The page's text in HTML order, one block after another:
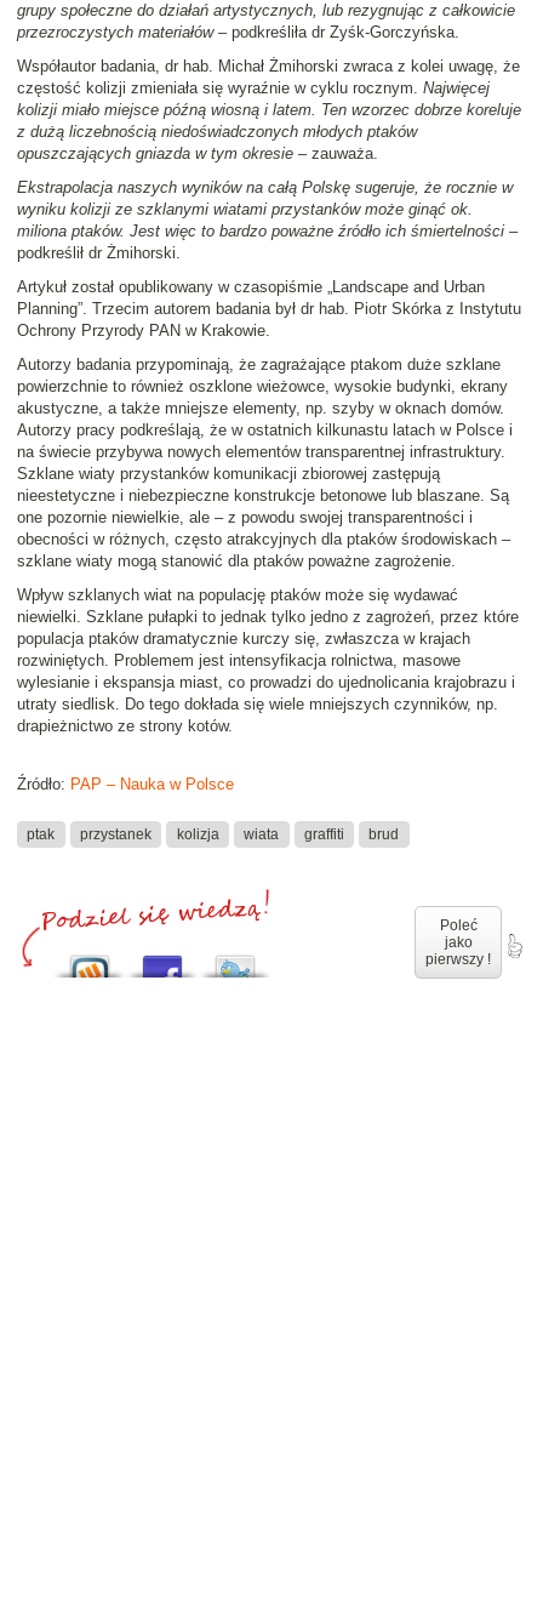
grupy społeczne do działań artystycznych, lub rezygnując z całkowicie
przezroczystych materiałów– podkreśliła dr Zyśk-Gorczyńska.
Współautor badania, dr hab. Michał Żmihorski zwraca z kolei uwagę, że
częstość kolizji zmieniała się wyraźnie w cyklu rocznym. Najwięcej
kolizji miało miejsce późną wiosną i latem. Ten wzorzec dobrze koreluje
z dużą liczebnością niedoświadczonych młodych ptaków
opuszczających gniazda w tym okresie – zauważa.
Ekstrapolacja naszych wyników na całą Polskę sugeruje, że rocznie w
wyniku kolizji ze szklanymi wiatami przystanków może ginąć ok.
miliona ptaków. Jest więc to bardzo poważne źródło ich śmiertelności –
podkreślił dr Żmihorski.
Artykuł został opublikowany w czasopiśmie „Landscape and Urban
Planning”. Trzecim autorem badania był dr hab. Piotr Skórka z Instytutu
Ochrony Przyrody PAN w Krakowie.
Autorzy badania przypominają, że zagrażające ptakom duże szklane
powierzchnie to również oszklone wieżowce, wysokie budynki, ekrany
akustyczne, a także mniejsze elementy, np. szyby w oknach domów.
Autorzy pracy podkreślają, że w ostatnich kilkunastu latach w Polsce i
na świecie przybywa nowych elementów transparentnej infrastruktury.
Szklane wiaty przystanków komunikacji zbiorowej zastępują
nieestetyczne i niebezpieczne konstrukcje betonowe lub blaszane. Są
one pozornie niewielkie, ale – z powodu swojej transparentności i
obecności w różnych, często atrakcyjnych dla ptaków środowiskach –
szklane wiaty mogą stanowić dla ptaków poważne zagrożenie.
Wpływ szklanych wiat na populację ptaków może się wydawać
niewielki. Szklane pułapki to jednak tylko jedno z zagrożeń, przez które
populacja ptaków dramatycznie kurczy się, zwłaszcza w krajach
rozwiniętych. Problemem jest intensyfikacja rolnictwa, masowe
wylesianie i ekspansja miast, co prowadzi do ujednolicania krajobrazu i
utraty siedlisk. Do tego dokłada się wiele mniejszych czynników, np.
drapieżnictwo ze strony kotów.
Źródło: PAP – Nauka w Polsce
ptak przystanek kolizja wiata graffiti brud
Poleć
jako
pierwszy !